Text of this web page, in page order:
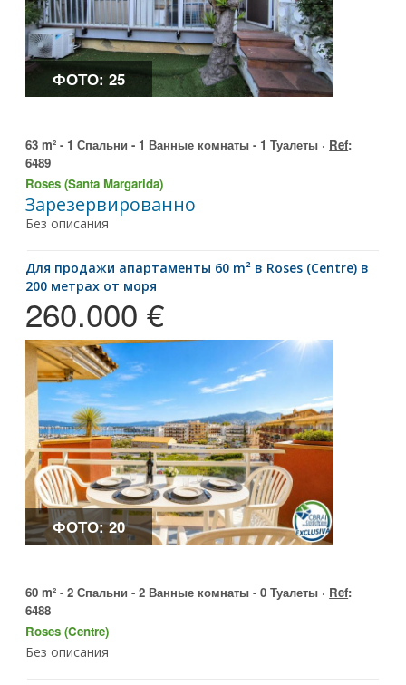
ФОТО: 25
63 m² - 1 Спальни - 1 Ванные комнаты - 1 Туалеты · Ref:
6489
Roses (Santa Margarida)
Зарезервированно
Без описания
для продажи апартаменты 60 m² в Roses (Centre) в
200 метрах от моря
260.000 €
ФОТО: 20
60 m² - 2 Спальни - 2 Ванные комнаты - 0 Туалеты · Ref:
6488
Roses (Centre)
Без описания